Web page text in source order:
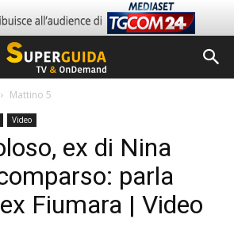
Mattino 5
Video
ex di Nina
parla
Fiumara | Video